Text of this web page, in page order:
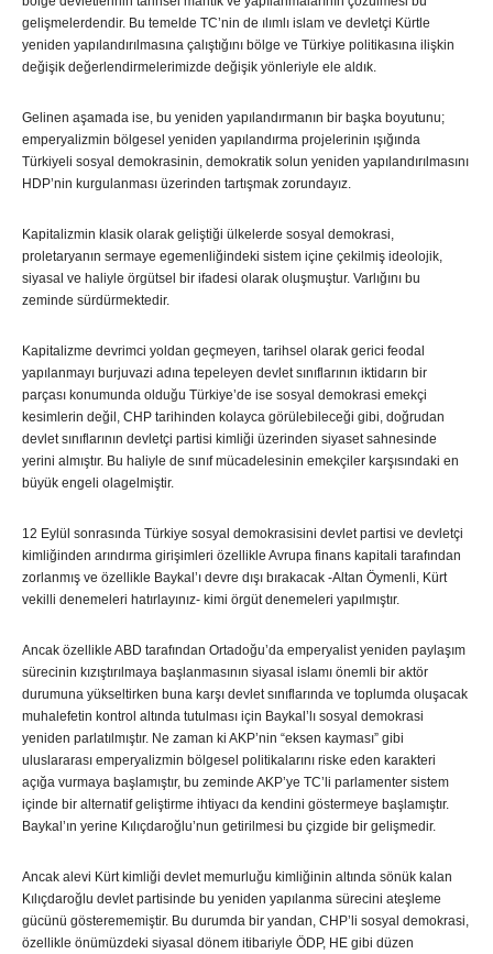
gelişmelerdendir. Bu temelde TC’nin de ılımlı islam ve devletçi Kürtle
yeniden yapılandırılmasına çalıştığını bölge ve Türkiye politikasına ilişkin
değişik değerlendirmelerimizde değişik yönleriyle ele aldık.
Gelinen aşamada ise, bu yeniden yapılandırmanın bir başka boyutunu;
emperyalizmin bölgesel yeniden yapılandırma projelerinin ışığında
Türkiyeli sosyal demokrasinin, demokratik solun yeniden yapılandırılmasını
HDP’nin kurgulanması üzerinden tartışmak zorundayız.
Kapitalizmin klasik olarak geliştiği ülkelerde sosyal demokrasi,
proletaryanın sermaye egemenliğindeki sistem içine çekilmiş ideolojik,
siyasal ve haliyle örgütsel bir ifadesi olarak oluşmuştur. Varlığını bu
zeminde sürdürmektedir.
Kapitalizme devrimci yoldan geçmeyen, tarihsel olarak gerici feodal
yapılanmayı burjuvazi adına tepeleyen devlet sınıflarının iktidarın bir
parçası konumunda olduğu Türkiye’de ise sosyal demokrasi emekçi
kesimlerin değil, CHP tarihinden kolayca görülebileceği gibi, doğrudan
devlet sınıflarının devletçi partisi kimliği üzerinden siyaset sahnesinde
yerini almıştır. Bu haliyle de sınıf mücadelesinin emekçiler karşısındaki en
büyük engeli olagelmiştir.
12 Eylül sonrasında Türkiye sosyal demokrasisini devlet partisi ve devletçi
kimliğinden arındırma girişimleri özellikle Avrupa finans kapitali tarafından
zorlanmış ve özellikle Baykal’ı devre dışı bırakacak -Altan Öymenli, Kürt
vekilli denemeleri hatırlayınız- kimi örgüt denemeleri yapılmıştır.
Ancak özellikle ABD tarafından Ortadoğu’da emperyalist yeniden paylaşım
sürecinin kızıştırılmaya başlanmasının siyasal islamı önemli bir aktör
durumuna yükseltirken buna karşı devlet sınıflarında ve toplumda oluşacak
muhalefetin kontrol altında tutulması için Baykal’lı sosyal demokrasi
yeniden parlatılmıştır. Ne zaman ki AKP’nin “eksen kayması” gibi
uluslararası emperyalizmin bölgesel politikalarını riske eden karakteri
açığa vurmaya başlamıştır, bu zeminde AKP’ye TC’li parlamenter sistem
içinde bir alternatif geliştirme ihtiyacı da kendini göstermeye başlamıştır.
Baykal’ın yerine Kılıçdaroğlu’nun getirilmesi bu çizgide bir gelişmedir.
Ancak alevi Kürt kimliği devlet memurluğu kimliğinin altında sönük kalan
Kılıçdaroğlu devlet partisinde bu yeniden yapılanma sürecini ateşleme
gücünü gösterememiştir. Bu durumda bir yandan, CHP’li sosyal demokrasi,
özellikle önümüzdeki siyasal dönem itibariyle ÖDP, HE gibi düzen